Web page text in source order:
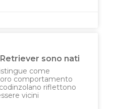
sono nati
come
comportamento
riflettono
vicini